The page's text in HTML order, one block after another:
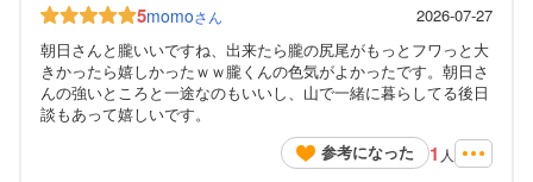
5momoさん
2026-07-27
朝日さんと朧いいですね、出来たら朧の尻尾がもっとフワっと大
きかったら嬉しかったｗｗ朧くんの色気がよかったです。朝日さ
んの強いところと一途なのもいいし、山で一緒に暮らしてる後日
談もあって嬉しいです。
参考になった
1 人